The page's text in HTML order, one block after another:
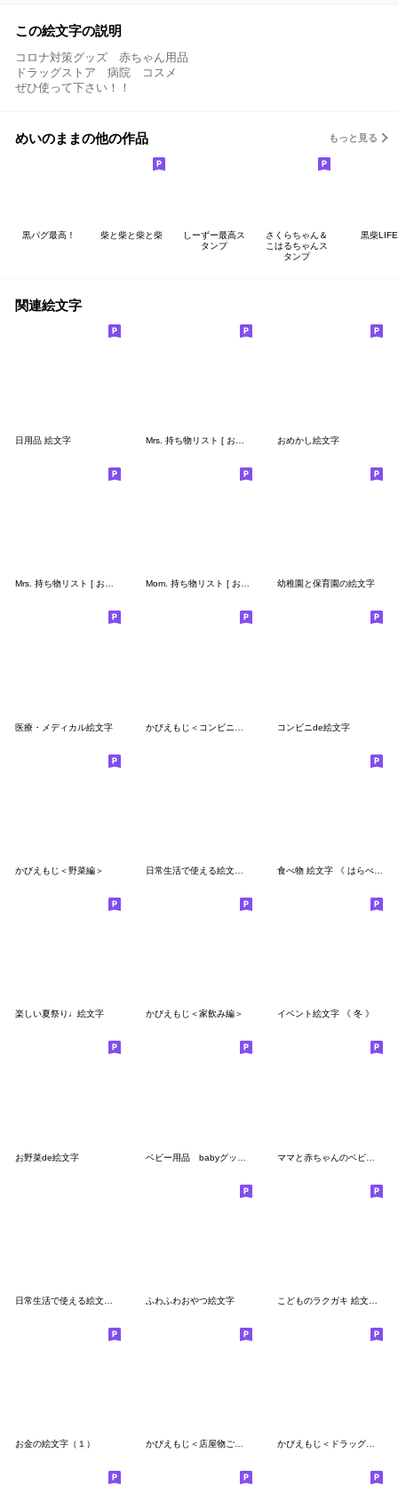
この絵文字の説明
コロナ対策グッズ 赤ちゃん用品
ドラッグストア 病院 コスメ
ぜひ使って下さい！！
めいのままの他の作品 もっと見る
黒パグ最高！ 柴と柴と柴と柴
しーずー最高ス
タンプ
さくらちゃん＆
こはるちゃんス
タンプ
黒柴LIFE
関連絵文字
日用品 絵文字 おめかし絵文字
Mrs. 持ち物リスト [ お料理 ] Mom. 持ち物リスト [ お泊り ] 幼稚園と保育園の絵文字
医療・メディカル絵文字 コンビニde絵文字
かびえもじ＜野菜編＞ 食べ物 絵文字 《 はらぺこ縁日 》
楽しい夏祭り♩絵文字 かびえもじ＜家飲み編＞ イベント絵文字 《 冬 》
お野菜de絵文字 ママと赤ちゃんのベビー用品絵文字
ふわふわおやつ絵文字 こどものラクガキ 絵文字【たべもの】
お金の絵文字（１） かびえもじ＜店屋物ごはん編＞ かびえもじ＜ドラッグストア編＞